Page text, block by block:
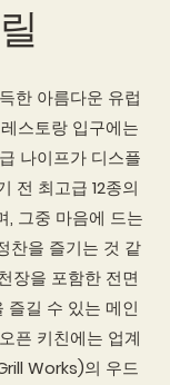
한 아름다운 유럽
스토랑 입구에는
나이프가 디스플
전 최고급 12종의
, 그중 마음에 드는
찬을 즐기는 것 같
장을 포함한 전면
즐길 수 있는 메인
픈 키친에는 업계
Works)의 우드